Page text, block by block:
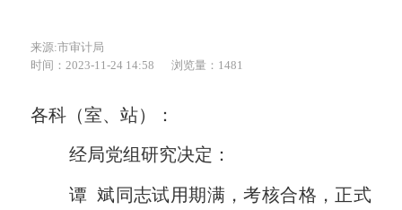
来源:市审计局
时间：2023-11-24 14:58
浏览量：1481
各科（室、站）：
经局党组研究决定：
谭 斌同志试用期满，考核合格，正式